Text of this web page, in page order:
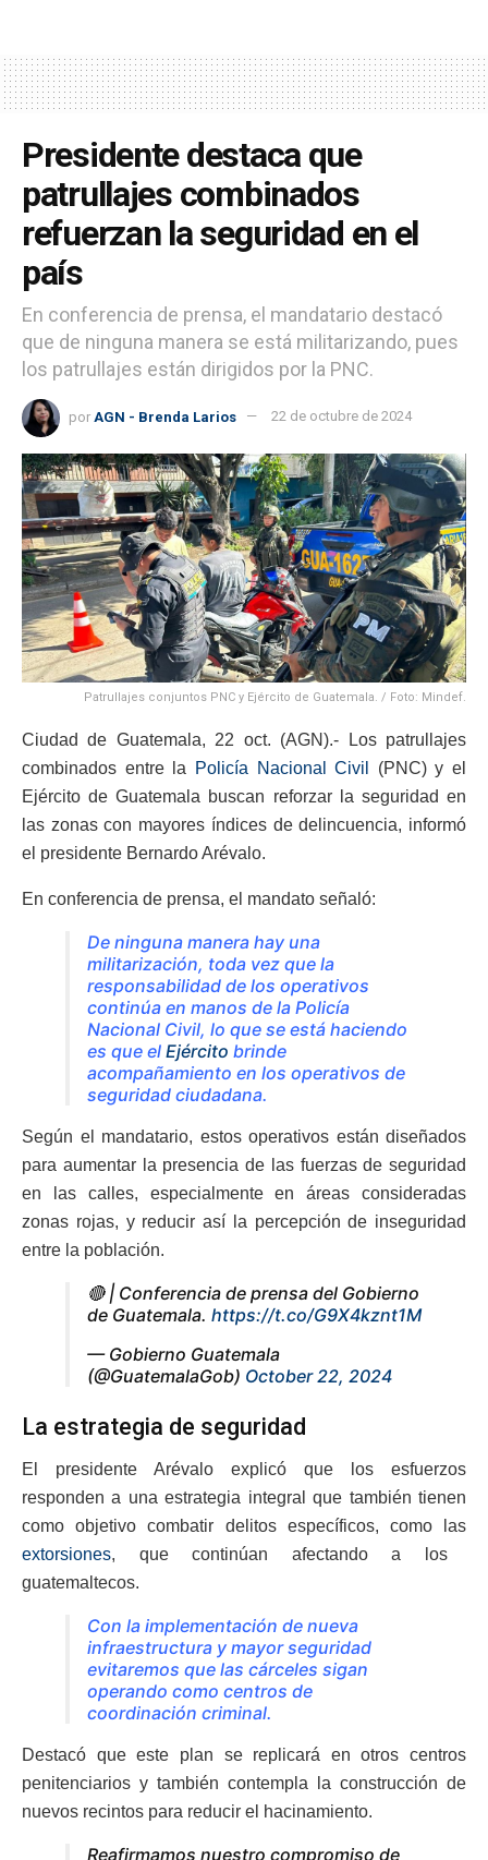
Presidente destaca que
patrullajes combinados
refuerzan la seguridad en el
país
En conferencia de prensa, el mandatario destacó
que de ninguna manera se está militarizando, pues
los patrullajes están dirigidos por la PNC.
por AGN - Brenda Larios 22 de octubre de 2024
Patrullajes conjuntos PNC y Ejército de Guatemala. / Foto: Mindef.
Ciudad de Guatemala, 22 oct. (AGN).- Los patrullajes
combinados entre la
Policía Nacional Civil
(PNC) y el
Ejército de Guatemala buscan reforzar la seguridad en
las zonas con mayores índices de delincuencia, informó
el presidente Bernardo Arévalo.
En conferencia de prensa, el mandato señaló:
De ninguna manera hay una
militarización, toda vez que la
responsabilidad de los operativos
continúa en manos de la Policía
Nacional Civil, lo que se está haciendo
es que el Ejército brinde
acompañamiento en los operativos de
seguridad ciudadana.
Según el mandatario, estos operativos están diseñados
para aumentar la presencia de las fuerzas de seguridad
en las calles, especialmente en áreas consideradas
zonas rojas, y reducir así la percepción de inseguridad
entre la población.
🔴 | Conferencia de prensa del Gobierno
de Guatemala. https://t.co/G9X4kznt1M
— Gobierno Guatemala
(@GuatemalaGob) October 22, 2024
La estrategia de seguridad
El presidente Arévalo explicó que los esfuerzos
responden a una estrategia integral que también tienen
como objetivo combatir delitos específicos, como las
extorsiones, que continúan afectando a los
guatemaltecos.
Con la implementación de nueva
infraestructura y mayor seguridad
evitaremos que las cárceles sigan
operando como centros de
coordinación criminal.
Destacó que este plan se replicará en otros centros
penitenciarios y también contempla la construcción de
nuevos recintos para reducir el hacinamiento.
Reafirmamos nuestro compromiso de